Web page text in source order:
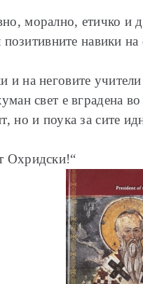
морално, етичко и
позитивните навики
и на неговите
свет е вградена
но и поука за сите
Охридски!“